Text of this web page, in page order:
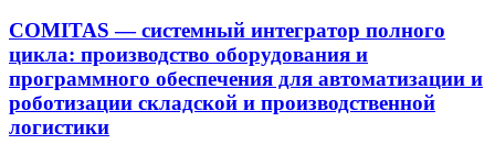
COMITAS — системный интегратор полного
цикла: производство оборудования и
программного обеспечения для автоматизации и
роботизации складской и производственной
логистики